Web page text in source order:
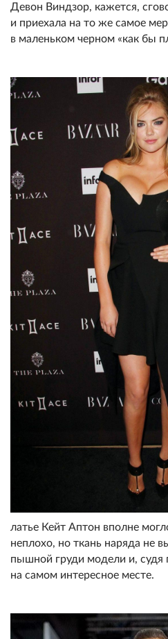
Девон Виндзор, кажется,
и приехала на то же самое
в маленьком черном «как бы
латье Кейт Аптон вполне
неплохо, но ткань наряда не
пышной груди модели и, судя
на самом интересное месте.